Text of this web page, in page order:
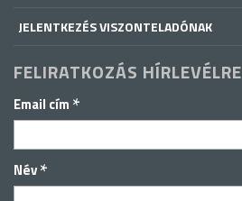
JELENTKEZÉS VISZONTELADÓNAK
FELIRATKOZÁS HÍRLEVÉLRE
Email cím *
Név*